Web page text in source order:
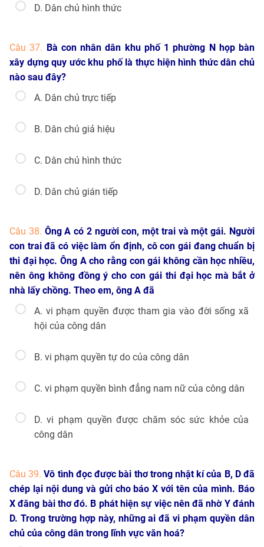
D. Dân chủ hình thức
Câu 37. Bà con nhân dân khu phố 1 phường N họp bàn
xây dựng quy ước khu phố là thực hiện hình thức dân chủ
nào sau đây?
A. Dân chủ trực tiếp
B. Dân chủ giả hiệu
C. Dân chủ hình thức
D. Dân chủ gián tiếp
Câu 38. Ông A có 2 người con, một trai và một gái. Người
con trai đã có việc làm ổn định, cô con gái đang chuẩn bị
thi đại học. Ông A cho rằng con gái không cần học nhiều,
nên ông không đồng ý cho con gái thi đại học mà bắt ở
nhà lấy chồng. Theo em, ông A đã
A. vi phạm quyền được tham gia vào đời sống xã
hội của công dân
B. vi phạm quyền tự do của công dân
C. vi phạm quyền bình đẳng nam nữ của công dân
D. vi phạm quyền được chăm sóc sức khỏe của
công dân
Câu 39.Vô tình đọc được bài thơ trong nhật kí của B, D đã
chép lại nội dung và gửi cho báo X với tên của mình. Báo
X đăng bài thơ đó. B phát hiện sự việc nên đã nhờ Y đánh
D. Trong trường hợp này, những ai đã vi phạm quyền dân
chủ của công dân trong lĩnh vực văn hoá?